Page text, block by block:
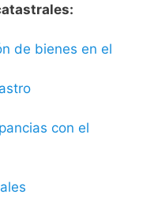
de bienes en el
con el